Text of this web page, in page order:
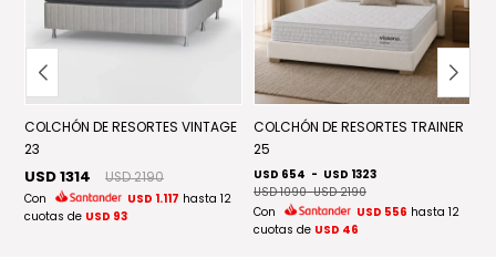
COLCHÓN DE RESORTES VINTAGE
23
USD 1314 USD 2190
Con USD 1.117 hasta 12
cuotas de USD 93
COLCHÓN DE RESORTES TRAINER
25
USD 654 - USD 1323
USD 1090-USD 2190
Con
USD 556 hasta 12
cuotas de USD 46